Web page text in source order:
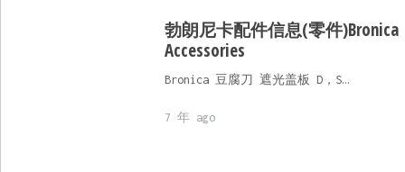
勃朗尼卡配件信息(零件)Bronica
Accessories
Bronica 豆腐刀 遮光盖板 D，S…
7 年 ago